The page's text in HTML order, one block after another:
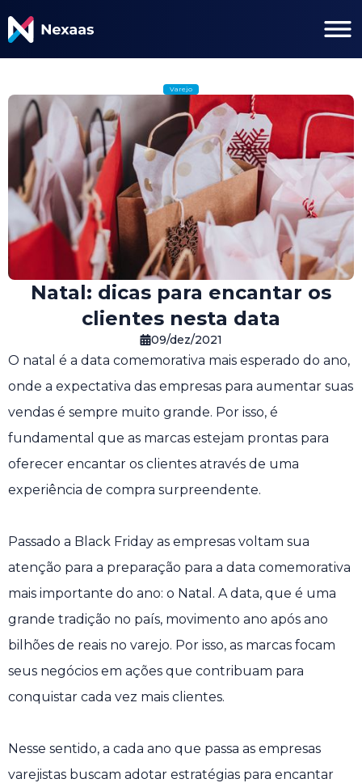
Varejo
Natal: dicas para encantar os
clientes nesta data
09/dez/2021
O natal é a data comemorativa mais esperado do ano,
onde a expectativa das empresas para aumentar suas
vendas é sempre muito grande. Por isso, é
fundamental que as marcas estejam prontas para
oferecer encantar os clientes através de uma
experiência de compra surpreendente.
Passado a Black Friday as empresas voltam sua
atenção para a preparação para a data comemorativa
mais importante do ano: o Natal. A data, que é uma
grande tradição no país, movimento ano após ano
bilhões de reais no varejo. Por isso, as marcas focam
seus negócios em ações que contribuam para
conquistar cada vez mais clientes.
Nesse sentido, a cada ano que passa as empresas
varejistas buscam adotar estratégias para encantar